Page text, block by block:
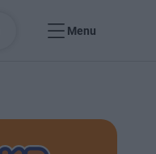
Menu